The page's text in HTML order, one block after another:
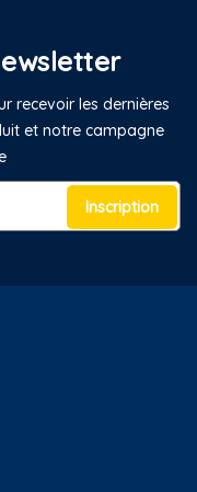
recevoir les dernières
et notre campagne
Inscription